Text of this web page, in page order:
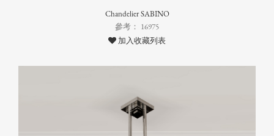
Chandelier SABINO
參考： 16975
加入收藏列表